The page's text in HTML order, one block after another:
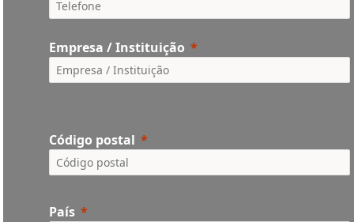
Empresa / Instituição
Código postal
País